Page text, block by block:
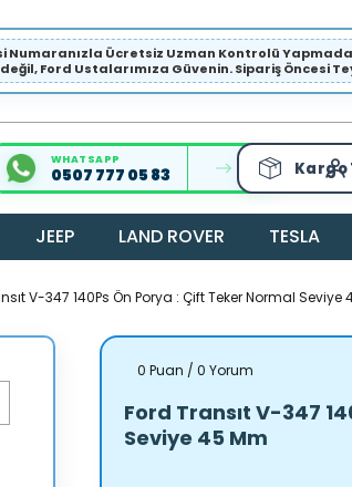
Numaranızla Ücretsiz Uzman Kontrolü
Ford Ustalarımıza Güvenin. Sipariş Öncesi
WHATSAPP
0507 777 05 83 Kargo
JEEP LAND ROVER TESLA
V-347 140Ps Ön Porya : Çift Teker Normal Seviye
0 Puan / 0 Yorum
Ford Transıt V-347
Seviye 45 Mm